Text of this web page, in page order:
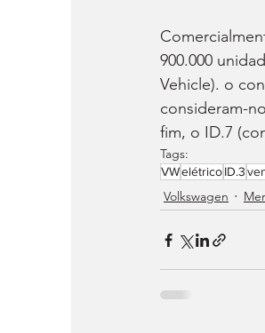
900.000
Vehicle). o
consideram-
fim, o ID.7
Tags:
VWelétricoID.3
Volkswagen